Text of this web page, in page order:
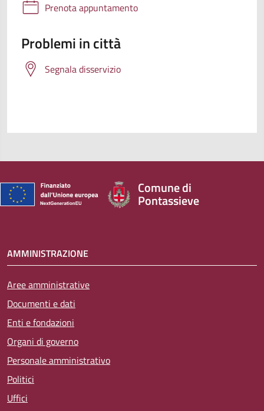
Prenota appuntamento
Problemi in città
Segnala disservizio
Comune di
Pontassieve
AMMINISTRAZIONE
Aree amministrative
Documenti e dati
Enti e fondazioni
Organi di governo
Personale amministrativo
Politici
Uffici